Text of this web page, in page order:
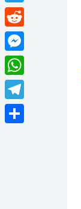
a
c
e
b
o
o
k
T
w
i
t
t
e
R
e
d
d
M
e
s
s
W
h
a
T